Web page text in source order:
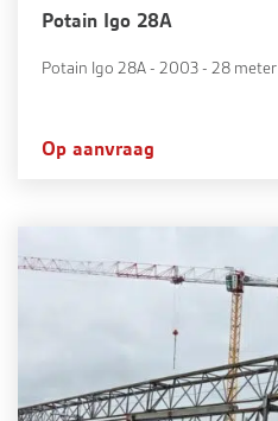
Potain Igo 28A
Potain Igo 28A - 2003 - 28 meter
Op aanvraag